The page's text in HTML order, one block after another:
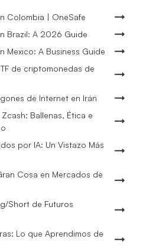
Colombia | OneSafe
Brazil: A 2026 Guide
Mexico: A Business Guide
de criptomonedas de
de Internet en Irán
Ballenas, Ética e
por IA: Un Vistazo Más
Cosa en Mercados de
Short de Futuros
Lo que Aprendimos de